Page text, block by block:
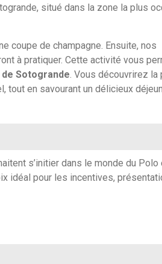
situé dans la zone la plus
coupe de champagne. Ensuite, nos
à pratiquer. Cette activité vous
de Sotogrande. Vous découvrirez la
tout en savourant un délicieux
s’initier dans le monde du Polo
idéal pour les incentives,